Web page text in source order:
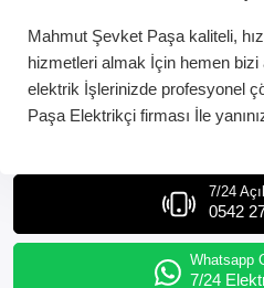
Mahmut Şevket Paşa kaliteli,
hizmetleri almak İçin hemen bizi
elektrik İşlerinizde profesyonel
Paşa Elektrikçi firması İle
7/24
0542
Whatsapp
7/24